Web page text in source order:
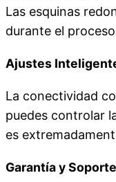
Las esquinas
durante el
Ajustes
La conectividad
puedes controlar
es
Garantía y